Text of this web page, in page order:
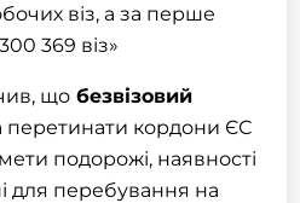
віз, а за перше
369 віз»
що безвізовий
перетинати кордони ЄС
подорожі, наявності
для перебування на